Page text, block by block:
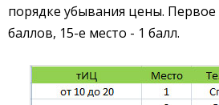
порядке убывания цены. Первое
баллов, 15-е место - 1 балл.